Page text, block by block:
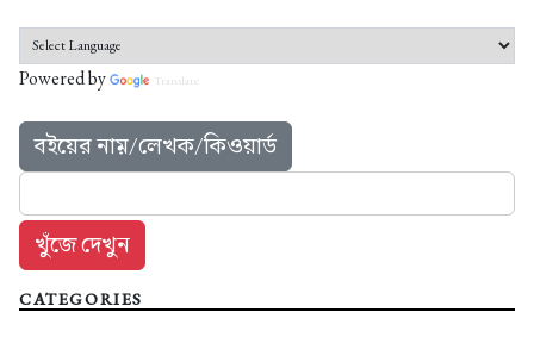
Powered by Translate
বইয়ের নাম়/লেখক/কিওয়ার্ড
CATEGORIES